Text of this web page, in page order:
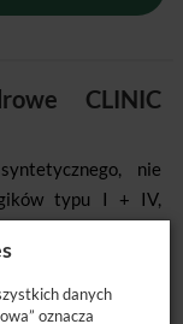
CLINIC
nie
typu I + IV,
na lewą i prawą
danych
oznacza